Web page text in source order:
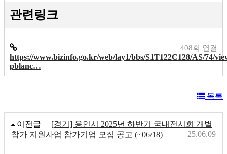
관련링크
https://www.bizinfo.go.kr/web/lay1/bbs/S1T122C128/AS/74/
pblanc…
408회 연결
목록
이전글
[경기] 용인시 2025년 하반기 국내전시회 개별
참가 지원사업 참가기업 모집 공고 (~06/18)
25.06.09